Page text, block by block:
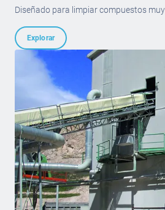
Diseñado para limpiar compuestos
Explorar